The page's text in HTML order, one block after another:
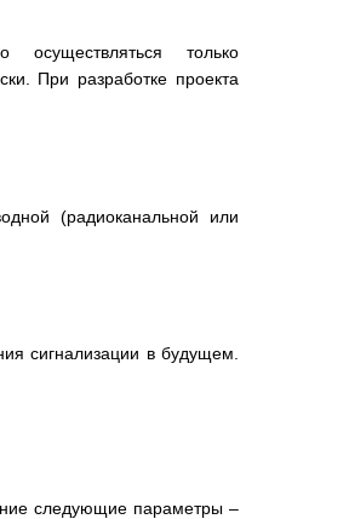
осуществляться только
При разработке проекта
(радиоканальной или
сигнализации в будущем.
следующие параметры –